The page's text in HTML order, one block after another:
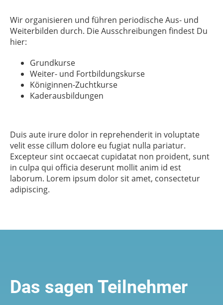
Wir organisieren und führen periodische Aus- und
Weiterbilden durch. Die Ausschreibungen findest Du
hier:
Grundkurse
Weiter- und Fortbildungskurse
Königinnen-Zuchtkurse
Kaderausbildungen
Duis aute irure dolor in reprehenderit in voluptate
velit esse cillum dolore eu fugiat nulla pariatur.
Excepteur sint occaecat cupidatat non proident, sunt
in culpa qui officia deserunt mollit anim id est
laborum. Lorem ipsum dolor sit amet, consectetur
adipiscing.
Das sagen Teilnehmer